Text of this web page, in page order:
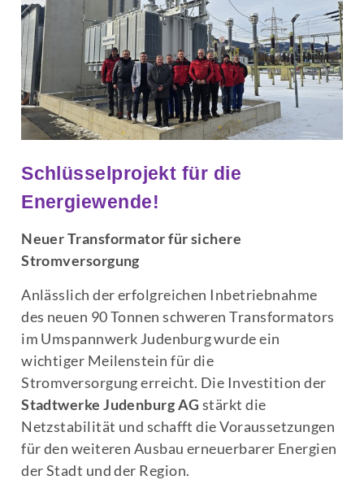
Schlüsselprojekt für die
Energiewende!
Neuer Transformator für sichere
Stromversorgung
Anlässlich der erfolgreichen Inbetriebnahme
des neuen 90 Tonnen schweren Transformators
im Umspannwerk Judenburg wurde ein
wichtiger Meilenstein für die
Stromversorgung erreicht. Die Investition der
Stadtwerke Judenburg AG stärkt die
Netzstabilität und schafft die Voraussetzungen
für den weiteren Ausbau erneuerbarer Energien
der Stadt und der Region.